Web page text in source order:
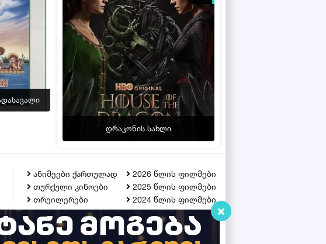
დრაკონის სახლი
ანიმეები ქართულად
თურქული კინოები
თრეილერები
2026 წლის ფილმები
2025 წლის ფილმები
2024 წლის ფილმები